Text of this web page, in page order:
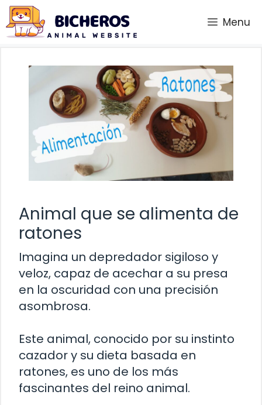
Saltar
al
contenido
Menu
Animal que se alimenta de
ratones
Imagina un depredador sigiloso y
veloz, capaz de acechar a su presa
en la oscuridad con una precisión
asombrosa.
Este animal, conocido por su instinto
cazador y su dieta basada en
ratones, es uno de los más
fascinantes del reino animal.